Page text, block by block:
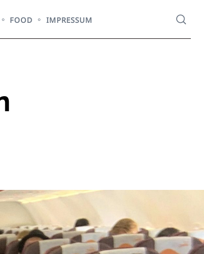
FOOD IMPRESSUM